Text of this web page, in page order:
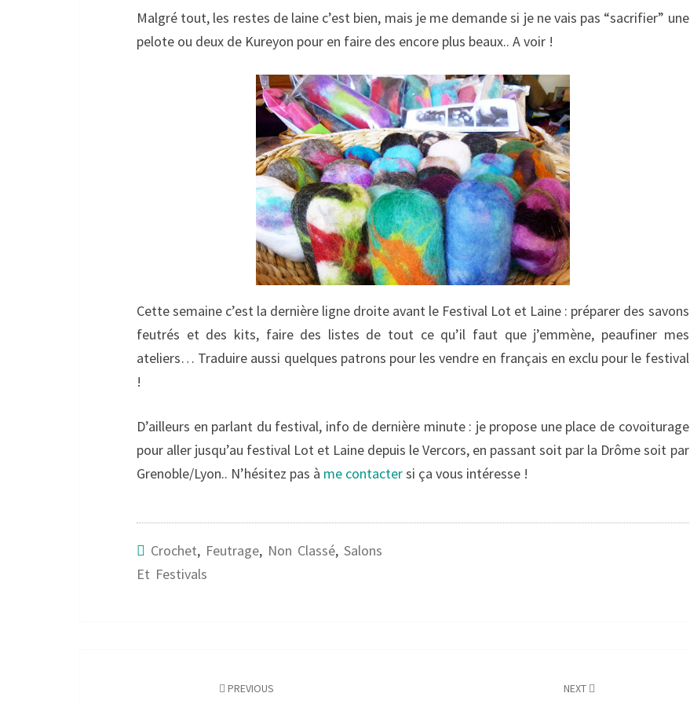
Malgré tout, les restes de laine c’est bien, mais je me demande si je ne vais pas “sacrifier” une
pelote ou deux de Kureyon pour en faire des encore plus beaux.. A voir !
Cette semaine c’est la dernière ligne droite avant le Festival Lot et Laine : préparer des savons
feutrés et des kits, faire des listes de tout ce qu’il faut que j’emmène, peaufiner mes
ateliers… Traduire aussi quelques patrons pour les vendre en français en exclu pour le festival
!
D’ailleurs en parlant du festival, info de dernière minute : je propose une place de covoiturage
pour aller jusqu’au festival Lot et Laine depuis le Vercors, en passant soit par la Drôme soit par
Grenoble/Lyon.. N’hésitez pas à me contactersi ça vous intéresse !
Crochet, Feutrage, Non Classé, Salons
Et Festivals
PREVIOUS NEXT